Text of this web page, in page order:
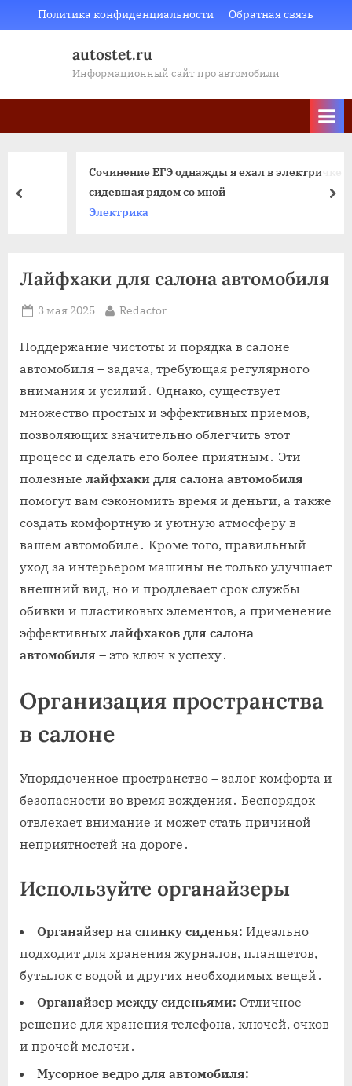
to
Политика конфиденциальности Обратная связь
autostet.ru
Информационный сайт про автомобили
Сочинение ЕГЭ однажды я ехал в электричке
сидевшая рядом со мной
Электрика
пред
Лайфхаки для салона автомобиля
Posted
3 мая 2025 By
Redactor
Поддержание чистоты и порядка в салоне
автомобиля – задача, требующая регулярного
внимания и усилий․ Однако, существует
множество простых и эффективных приемов,
позволяющих значительно облегчить этот
процесс и сделать его более приятным․ Эти
полезные лайфхаки для салона автомобиля
помогут вам сэкономить время и деньги, а также
создать комфортную и уютную атмосферу в
вашем автомобиле․ Кроме того, правильный
уход за интерьером машины не только улучшает
внешний вид, но и продлевает срок службы
обивки и пластиковых элементов, а применение
эффективных лайфхаков для салона
автомобиля – это ключ к успеху․
Организация пространства
в салоне
Упорядоченное пространство – залог комфорта и
безопасности во время вождения․ Беспорядок
отвлекает внимание и может стать причиной
неприятностей на дороге․
Используйте органайзеры
Органайзер на спинку сиденья: Идеально
подходит для хранения журналов, планшетов,
бутылок с водой и других необходимых вещей․
Органайзер между сиденьями: Отличное
решение для хранения телефона, ключей, очков
и прочей мелочи․
Мусорное ведро для автомобиля: